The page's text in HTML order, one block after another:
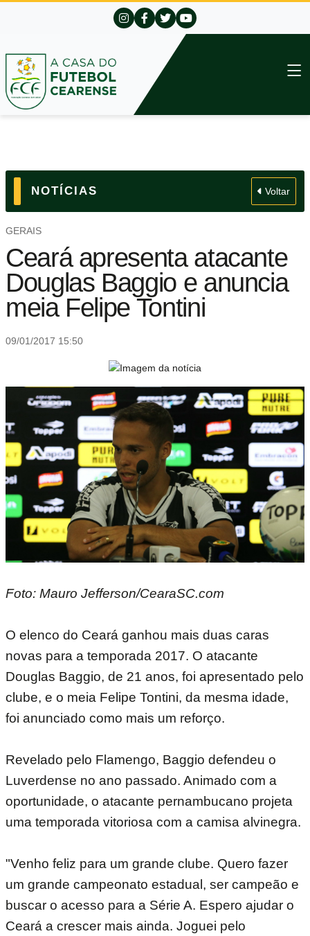
NOTÍCIAS Voltar
GERAIS
Ceará apresenta atacante
Douglas Baggio e anuncia
meia Felipe Tontini
09/01/2017 15:50
Foto: Mauro Jefferson/CearaSC.com
O elenco do Ceará ganhou mais duas caras
novas para a temporada 2017. O atacante
Douglas Baggio, de 21 anos, foi apresentado pelo
clube, e o meia Felipe Tontini, da mesma idade,
foi anunciado como mais um reforço.
Revelado pelo Flamengo, Baggio defendeu o
Luverdense no ano passado. Animado com a
oportunidade, o atacante pernambucano projeta
uma temporada vitoriosa com a camisa alvinegra.
"Venho feliz para um grande clube. Quero fazer
um grande campeonato estadual, ser campeão e
buscar o acesso para a Série A. Espero ajudar o
Ceará a crescer mais ainda. Joguei pelo